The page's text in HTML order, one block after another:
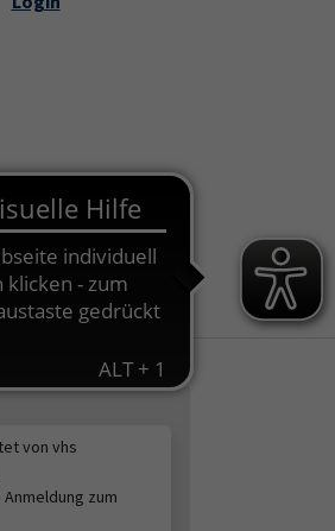
Bildungszei
t
von vhs
zum